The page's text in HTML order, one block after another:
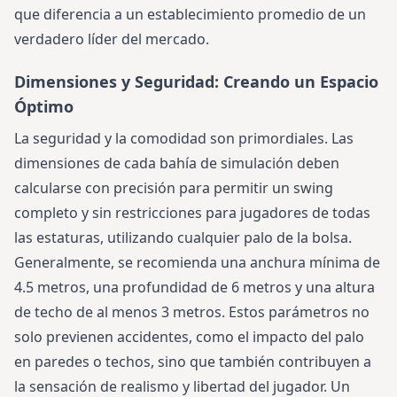
que diferencia a un establecimiento promedio de un
verdadero líder del mercado.
Dimensiones y Seguridad: Creando un Espacio
Óptimo
La seguridad y la comodidad son primordiales. Las
dimensiones de cada bahía de simulación deben
calcularse con precisión para permitir un swing
completo y sin restricciones para jugadores de todas
las estaturas, utilizando cualquier palo de la bolsa.
Generalmente, se recomienda una anchura mínima de
4.5 metros, una profundidad de 6 metros y una altura
de techo de al menos 3 metros. Estos parámetros no
solo previenen accidentes, como el impacto del palo
en paredes o techos, sino que también contribuyen a
la sensación de realismo y libertad del jugador. Un